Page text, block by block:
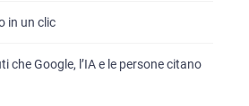
in un clic
che Google, l’IA e le persone citano